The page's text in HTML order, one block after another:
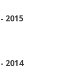
2015
2014